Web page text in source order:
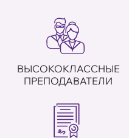
ВЫСОКОКЛАССНЫЕ
ПРЕПОДАВАТЕЛИ